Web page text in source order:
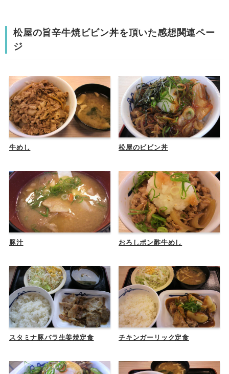
松屋の旨辛牛焼ビビン丼を頂いた感想関連ペー
ジ
牛めし 松屋のビビン丼
豚汁 おろしポン酢牛めし
スタミナ豚バラ生姜焼定食 チキンガーリック定食